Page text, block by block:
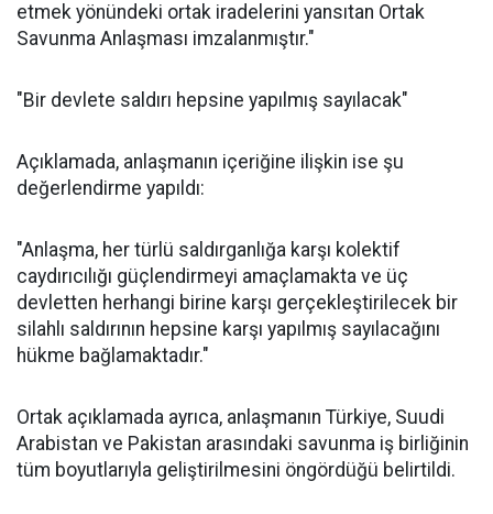
etmek yönündeki ortak iradelerini yansıtan Ortak
Savunma Anlaşması imzalanmıştır."
"Bir devlete saldırı hepsine yapılmış sayılacak"
Açıklamada, anlaşmanın içeriğine ilişkin ise şu
değerlendirme yapıldı:
"Anlaşma, her türlü saldırganlığa karşı kolektif
caydırıcılığı güçlendirmeyi amaçlamakta ve üç
devletten herhangi birine karşı gerçekleştirilecek bir
silahlı saldırının hepsine karşı yapılmış sayılacağını
hükme bağlamaktadır."
Ortak açıklamada ayrıca, anlaşmanın Türkiye, Suudi
Arabistan ve Pakistan arasındaki savunma iş birliğinin
tüm boyutlarıyla geliştirilmesini öngördüğü belirtildi.